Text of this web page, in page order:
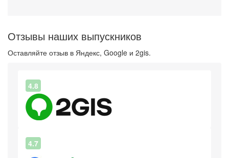
Отзывы наших выпускников
Оставляйте отзыв в Яндекс, Google и 2gis.
4.8
4.7